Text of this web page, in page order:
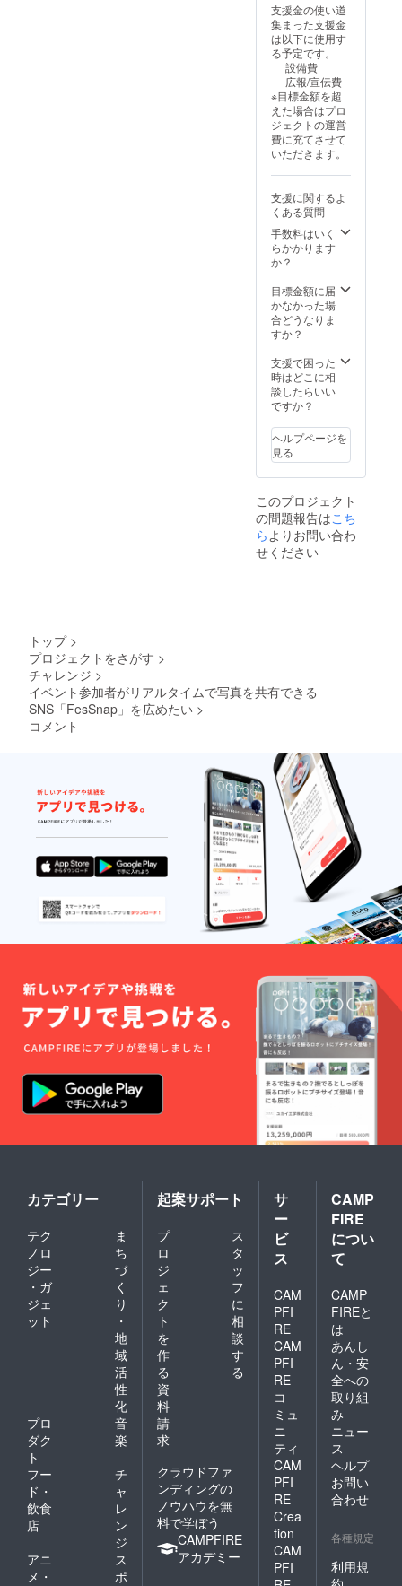
支援金の使い道
集まった支援金
は以下に使用す
る予定です。
設備費
広報/宣伝費
※目標金額を超
えた場合はプロ
ジェクトの運営
費に充てさせて
いただきます。
支援に関するよ
くある質問
手数料はいく
らかかります
か？
目標金額に届
かなかった場
合どうなりま
すか？
支援で困った
時はどこに相
談したらいい
ですか？
ヘルプページを
見る
このプロジェクト
の問題報告はこち
ら よりお問い合わ
せください
トップ >
プロジェクトをさがす >
チャレンジ >
イベント参加者がリアルタイムで写真を共有できる
SNS「FesSnap」を広めたい >
コメント
カテゴリー
テク
ノロ
ジー
・ガ
ジェ
ット
ま
ち
づ
く
り
・
地
域
活
性
化
プロ
ダク
ト
音
楽
フー
ド・
飲食
店
チ
ャ
レ
ン
ジ
アニ
メ・
ス
ポ
起案サポート
プ
ロ
ジ
ェ
ク
ト
を
作
る
ス
タ
ッ
フ
に
相
談
す
る
資
料
請
求
クラウドファ
ンディングの
ノウハウを無
料で学ぼう
CAMPFIRE
アカデミー
サ
ー
ビ
ス
CAM
PFI
RE
CAM
PFI
RE
コ
ミュ
ニ
ティ
CAM
PFI
RE
Crea
tion
CAM
PFI
CAMP
FIRE
につい
て
CAMP
FIREと
は
あんし
ん・安
全への
取り組
み
ニュー
ス
ヘルプ
お問い
合わせ
各種規定
利用規